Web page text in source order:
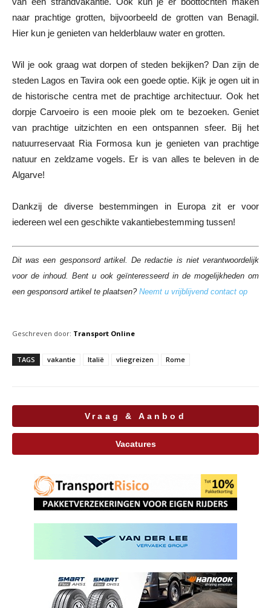
naar prachtige grotten, bijvoorbeeld de grotten van Benagil.
Hier kun je genieten van helderblauw water en grotten.
Wil je ook graag wat dorpen of steden bekijken? Dan zijn de
steden Lagos en Tavira ook een goede optie. Kijk je ogen uit in
de historische centra met de prachtige architectuur. Ook het
dorpje Carvoeiro is een mooie plek om te bezoeken. Geniet
van prachtige uitzichten en een ontspannen sfeer. Bij het
natuurreservaat Ria Formosa kun je genieten van prachtige
natuur en zeldzame vogels. Er is van alles te beleven in de
Algarve!
Dankzij de diverse bestemmingen in Europa zit er voor
iedereen wel een geschikte vakantiebestemming tussen!
Dit was een gesponsord artikel. De redactie is niet verantwoordelijk
voor de inhoud. Bent u ook geïnteresseerd in de mogelijkheden om
een gesponsord artikel te plaatsen? Neemt u vrijblijvend contact op
Geschreven door: Transport Online
TAGS vakantie Italië vliegreizen Rome
Vraag & Aanbod
Vacatures